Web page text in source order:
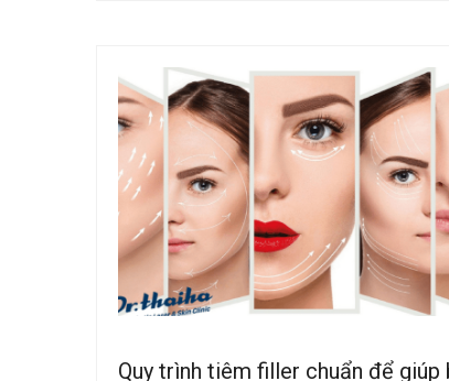
Quy trình tiêm filler chuẩn để giúp